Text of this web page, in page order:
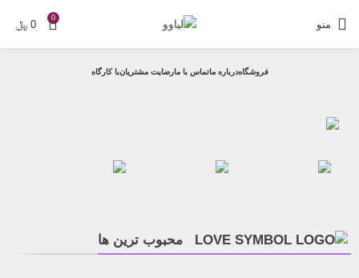
منو
0
0 ﷼
فروشگاهدرباره ماتماس با مارضایت مشتریانبا کارگاه
محبوب ترین ها